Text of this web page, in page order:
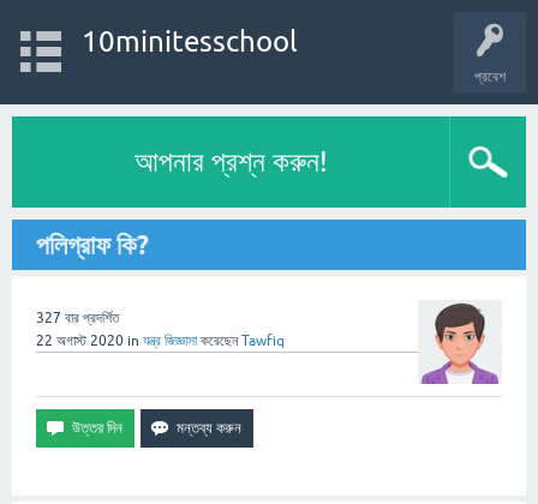
প্রবেশ
10minitesschool
আপনার প্রশ্ন করুন!
পলিগ্রাফ কি?
327 বার প্রদর্শিত
22 অগাস্ট 2020 in যন্ত্র জিজ্ঞাসা করেছেনTawfiq